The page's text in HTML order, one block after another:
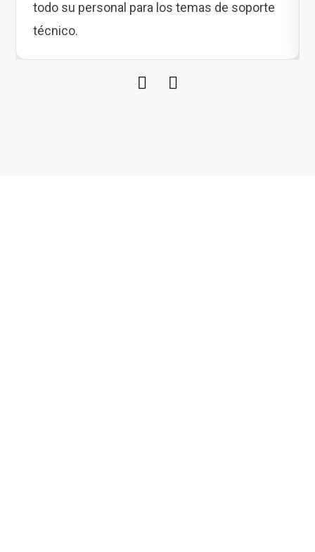
todo su personal para los temas de soporte
técnico.